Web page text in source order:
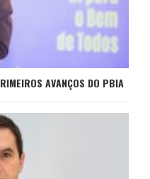
AVANÇOS DO PBIA